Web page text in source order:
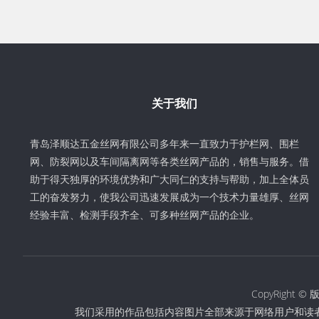
关于我们
青岛泽顺达五金丝网有限公司多年来一直致力于护栏网、围栏
网、防裂网以及车间隔离网等各类丝网产品的，销售与服务。借
助于得天独厚的环境优势和广大同仁的支持与帮助，加上全体员
工的奋发努力，使我公司迅速发展成为一个技术力量雄厚、丝网
经验丰富、检测手段齐全、可多种丝网产品的企业。
CopyRight ©
我们采用的作品包括内容图片全部来源于网络用户和